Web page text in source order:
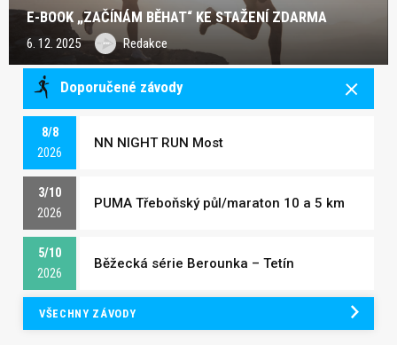
E-BOOK „ZAČÍNÁM BĚHAT“ KE STAŽENÍ ZDARMA
6. 12. 2025 Redakce
Doporučené závody
8/8
2026
NN NIGHT RUN Most
3/10
2026
PUMA Třeboňský půl/maraton 10 a 5 km
5/10
2026
Běžecká série Berounka – Tetín
VŠECHNY ZÁVODY